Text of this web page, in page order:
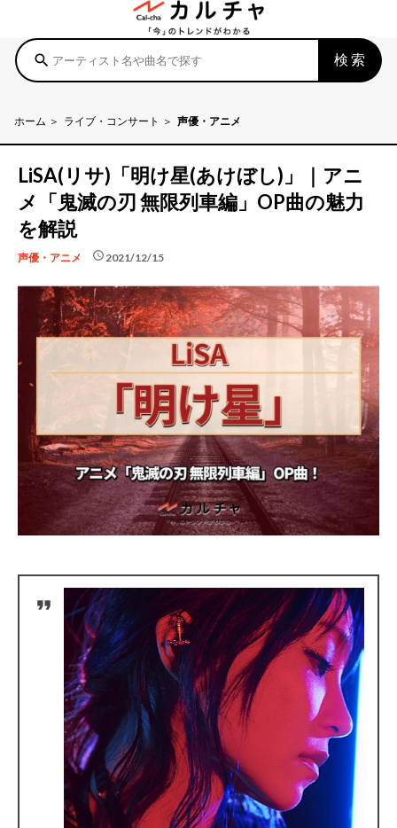
search 検索
ホーム ライブ・コンサート 声優・アニメ
LiSA(リサ)「明け星(あけぼし)」｜アニ
メ「鬼滅の刃 無限列車編」OP曲の魅力
を解説
声優・アニメ schedule 2021/12/15